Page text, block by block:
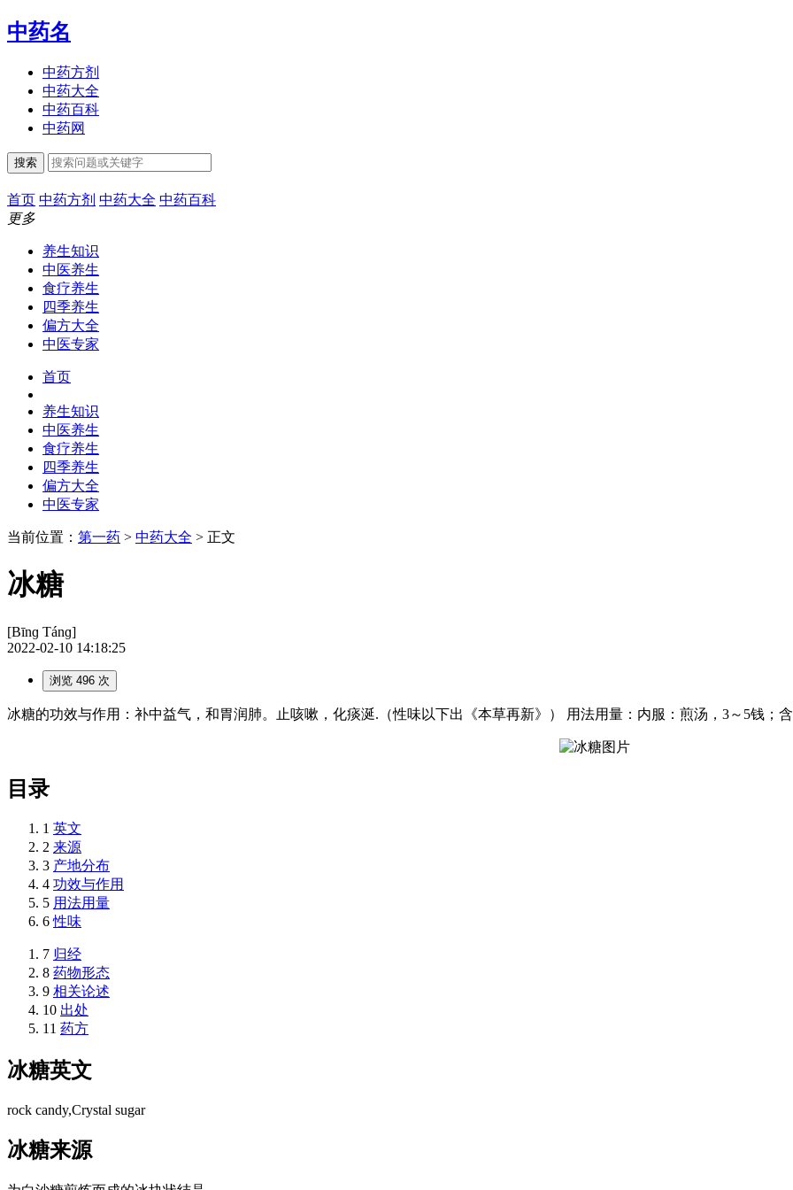
中药名
中药方剂
中药大全
中药百科
中药网
搜索
首页 中药方剂 中药大全 中药百科
更多
养生知识
中医养生
食疗养生
四季养生
偏方大全
中医专家
首页
养生知识
中医养生
食疗养生
四季养生
偏方大全
中医专家
当前位置： 第一药 > 中药大全 > 正文
冰糖
[Bīnɡ Tánɡ]
2022-02-10 14:18:25
浏览 496 次
冰糖的功效与作用：补中益气，和胃润肺。止咳嗽，化痰涎.（性味以下出《本草再新》） 用法用量：内服：煎汤，3～5钱；含
目录
1 英文
2 来源
3 产地分布
4 功效与作用
5 用法用量
6 性味
7 归经
8 药物形态
9 相关论述
10 出处
11 药方
冰糖英文
rock candy,Crystal sugar
冰糖来源